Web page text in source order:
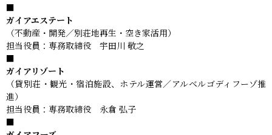
■
ガイアエステート
（不動産・開発／別荘地再生・空き家活用）
担当役員：専務取締役 宇田川 敬之
■
ガイアリゾート
（貸別荘・観光・宿泊施設、ホテル運営／アルベルゴディフーゾ推
進）
担当役員：専務取締役 永倉 弘子
■